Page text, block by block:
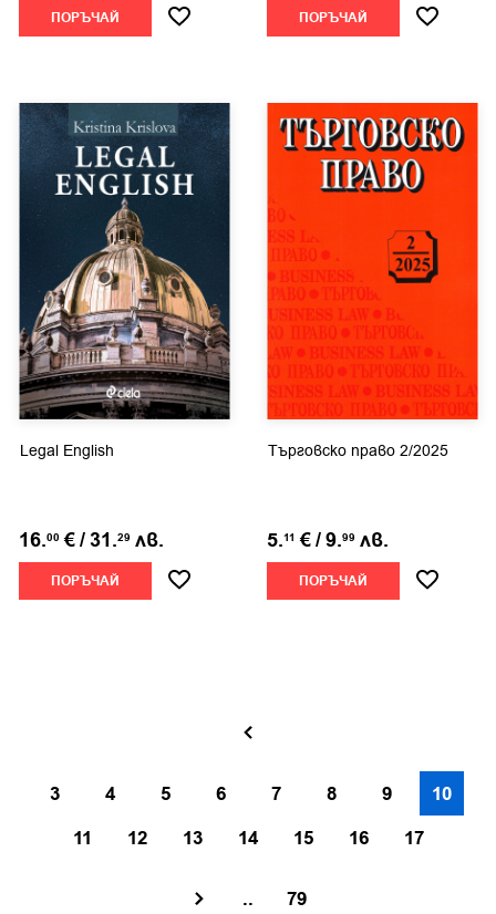
ПОРЪЧАЙ ПОРЪЧАЙ
Legal English
16.00 €/31.29 лв.
ПОРЪЧАЙ
Търговско право 2/2025
5.11 €/9.99 лв.
ПОРЪЧАЙ
3 4 5 6 7 8 9
10
11
12 13 14 15 16 17
.. 79